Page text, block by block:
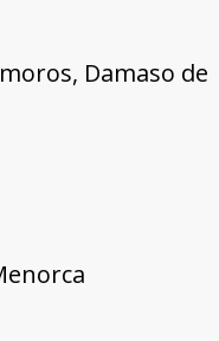
Damaso de